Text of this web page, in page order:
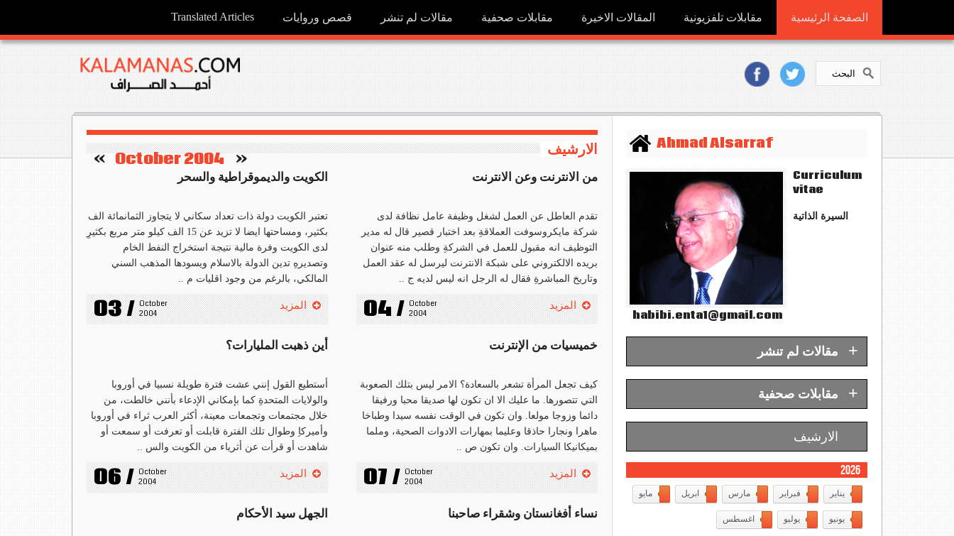
الصفحة الرئيسية مقابلات تلفزيونية المقالات الاخيرة مقابلات صحفية مقالات لم تنشر قصص وروايات Translated Articles
الارشيف «
October 2004
»
الكويت والديموقراطية والسحر
تعتبر الكويت دولة ذات تعداد سكاني لا يتجاوز الثمانمائة الف
بكثير، ومساحتها ايضا لا تزيد عن 15 الف كيلو متر مربع بكثيرِ
لدى الكويت وفرة مالية نتيجة استخراج النفط الخام
وتصديرهِ تدين الدولة بالاسلام ويسودها المذهب السني
المالكي، بالرغم من وجود اقليات م ..
03 / October
2004
المزيد
من الانترنت وعن الانترنت
تقدم العاطل عن العمل لشغل وظيفة عامل نظافة لدى
شركة مايكروسوفت العملاقةِ بعد اختبار قصير قال له مدير
التوظيف انه مقبول للعمل في الشركةِ وطلب منه عنوان
بريده الالكتروني على شبكة الانترنت ليرسل له عقد العمل
وتاريخ المباشرةِ فقال له الرجل انه ليس لديه ج ..
04 / October
2004
المزيد
أين ذهبت المليارات؟
أستطيع القول إنني عشت فترة طويلة نسبيا في أوروبا
والولايات المتحدةِ كما بإمكاني الإدعاء بأنني خالطت، من
خلال مجتمعات وتجمعات معينة، أكثر العرب ثراء في أوروبا
وأميركاِ وطوال تلك الفترة قابلت أو تعرفت أو سمعت أو
شاهدت أو قرأت عن أثرياء من الكويت والس ..
06 / October
2004
المزيد
خميسيات من الإنترنت
كيف تجعل المرأة تشعر بالسعادة؟ الامر ليس بتلك الصعوبة
التي تتصورها. ما عليك الا ان تكون لها صديقا محبا ورفيقا
دائما وزوجا مولعا. وان تكون في الوقت نفسه سيدا وطباخا
ماهرا ونجارا حاذقا وعليما بمهارات الادوات الصحية، وملما
بميكانيكا السيارات. وان تكون ص ..
07 / October
2004
المزيد
الجهل سيد الأحكام نساء أفغانستان وشقراء صاحبنا
Ahmad Alsarraf
Curriculum
vitae
السيرة الذاتية
habibi.enta1@gmail.com
مقالات لم تنشر +
مقابلات صحفية +
الارشيف
2026
يناير فبراير مارس ابريل مايو
يونيو يوليو اغسطس